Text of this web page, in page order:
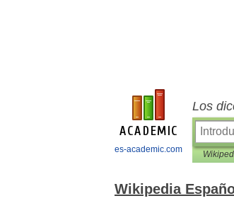
es-academic.com
Los
Wikipedia